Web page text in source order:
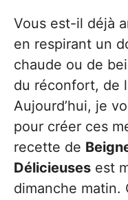
Vous est-il déjà
en respirant un
chaude ou de
du réconfort, de
Aujourd’hui, je
pour créer ces
recette de
Délicieuses est
dimanche matin.